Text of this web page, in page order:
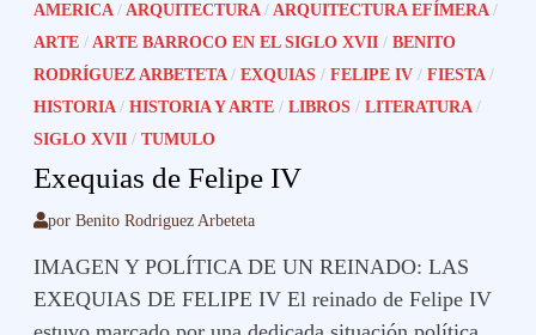
AMERICA/ARQUITECTURA/ARQUITECTURA EFÍMERA/
ARTE /ARTE BARROCO EN EL SIGLO XVII /BENITO
RODRÍGUEZ ARBETETA/EXQUIAS /FELIPE IV /FIESTA/
HISTORIA/HISTORIA Y ARTE /LIBROS /LITERATURA/
SIGLO XVII /TUMULO
Exequias de Felipe IV
porBenito Rodriguez Arbeteta
IMAGEN Y POLÍTICA DE UN REINADO: LAS
EXEQUIAS DE FELIPE IV El reinado de Felipe IV